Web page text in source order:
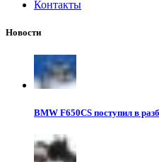
Контакты
Новости
BMW F650CS поступил в